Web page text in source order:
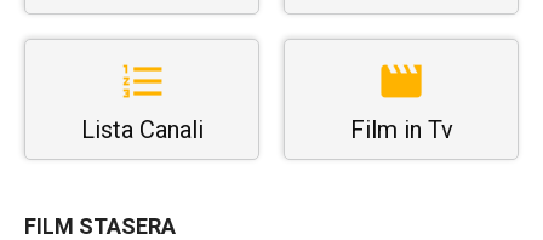
Lista Canali Film in Tv
FILM STASERA